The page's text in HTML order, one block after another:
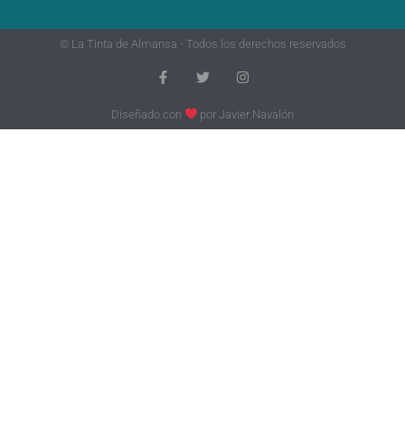
© La Tinta de Almansa - Todos los derechos reservados
Diseñado con porJavier Navalón